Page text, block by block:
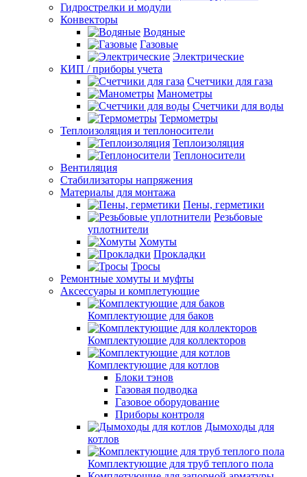
Гидрострелки и модули
Конвекторы
Водяные
Газовые
Электрические
КИП / приборы учета
Счетчики для газа
Манометры
Счетчики для воды
Термометры
Теплоизоляция и теплоносители
Теплоизоляция
Теплоносители
Вентиляция
Стабилизаторы напряжения
Материалы для монтажа
Пены, герметики
Резьбовые
уплотнители
Хомуты
Прокладки
Тросы
Ремонтные хомуты и муфты
Аксессуары и комплетующие
Комплектующие для баков
Комплектующие для коллекторов
Комплектующие для котлов
Блоки тэнов
Газовая подводка
Газовое оборудование
Приборы контроля
Дымоходы для
котлов
Комплектующие для труб теплого пола